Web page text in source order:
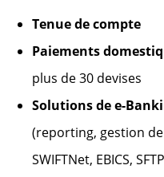
Tenue de compte
Paiements
plus de 30 devises
Solutions de e-
(reporting, gestion
SWIFTNet, EBICS,